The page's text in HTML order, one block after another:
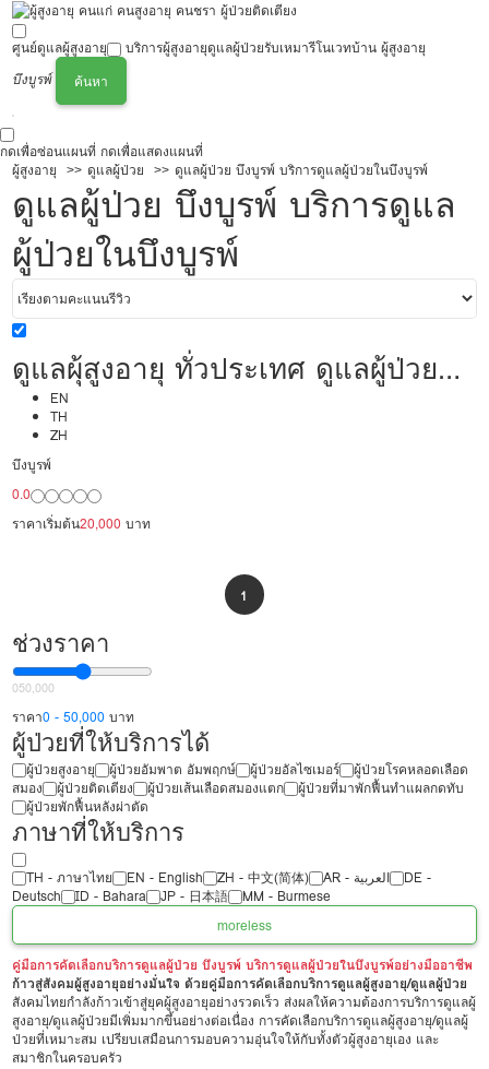
ศูนย์ดูแลผู้สูงอายุ บริการผู้สูงอายุดูแลผู้ป่วยรับเหมารีโนเวทบ้าน ผู้สูงอายุ
บึงบูรพ์
ค้นหา
กดเพื่อซ่อนแผนที่ กดเพื่อแสดงแผนที่
ผู้สูงอายุ
ดูแลผู้ป่วย ดูแลผู้ป่วย บึงบูรพ์ บริการดูแลผู้ป่วยในบึงบูรพ์
ดูแลผู้ป่วย บึงบูรพ์ บริการดูแล
ผู้ป่วยในบึงบูรพ์
ดูแลผุ้สูงอายุ ทั่วประเทศ ดูแลผู้ป่วย
20,000/เดือน มืออาชีพ ได้ภาษา รับ
ต่างชาติ
EN
TH
ZH
บึงบูรพ์
0.0
ราคาเริ่มต้น20,000 บาท
1
ช่วงราคา
050,000
ราคา0 - 50,000 บาท
ผู้ป่วยที่ให้บริการได้
ผู้ป่วยสูงอายุ ผู้ป่วยอัมพาต อัมพฤกษ์ ผู้ป่วยอัลไซเมอร์
ผู้ป่วยโรคหลอดเลือด
สมอง
ผู้ป่วยติดเตียง ผู้ป่วยเส้นเลือดสมองแตก
ผู้ป่วยที่มาพักฟื้นทำแผลกดทับ
ผู้ป่วยพักฟื้นหลังผ่าตัด
ภาษาที่ให้บริการ
TH - ‏ภาษาไทย EN - English ZH - 中文(简体) ‏AR - ‏العربية‏
DE -
Deutsch
ID - Bahara JP - 日本語
MM - Burmese
moreless
คู่มือการคัดเลือกบริการดูแลผู้ป่วย บึงบูรพ์ บริการดูแลผู้ป่วยในบึงบูรพ์อย่างมืออาชีพ
ก้าวสู่สังคมผู้สูงอายุอย่างมั่นใจ ด้วยคู่มือการคัดเลือกบริการดูแลผู้สูงอายุ/ดูแลผู้ป่วย
สังคมไทยกำลังก้าวเข้าสู่ยุคผู้สูงอายุอย่างรวดเร็ว ส่งผลให้ความต้องการบริการดูแลผู้
สูงอายุ/ดูแลผู้ป่วยมีเพิ่มมากขึ้นอย่างต่อเนื่อง การคัดเลือกบริการดูแลผู้สูงอายุ/ดูแลผู้
ป่วยที่เหมาะสม เปรียบเสมือนการมอบความอุ่นใจให้กับทั้งตัวผู้สูงอายุเอง และ
สมาชิกในครอบครัว